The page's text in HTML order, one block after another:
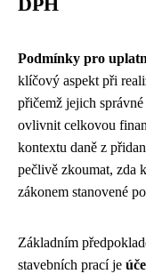
DPH
Podmínky pro
klíčový aspekt při
přičemž jejich
ovlivnit celkovou
kontextu daně z
pečlivě zkoumat, zda
zákonem stanovené
Základním
stavebních prací je